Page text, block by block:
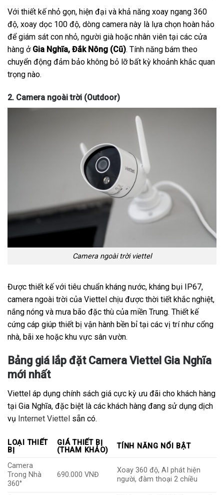
Với thiết kế nhỏ gọn, hiện đại và khả năng xoay ngang 360
độ, xoay dọc 100 độ, dòng camera này là lựa chọn hoàn hảo
để giám sát con nhỏ, người già hoặc nhân viên tại các cửa
hàng ở Gia Nghĩa, Đắk Nông (Cũ). Tính năng bám theo
chuyển động đảm bảo không bỏ lỡ bất kỳ khoảnh khắc quan
trọng nào.
2. Camera ngoài trời (Outdoor)
Camera ngoài trời viettel
Được thiết kế với tiêu chuẩn kháng nước, kháng bụi IP67,
camera ngoài trời của Viettel chịu được thời tiết khắc nghiệt,
nắng nóng và mưa bão đặc thù của miền Trung. Thiết kế
cứng cáp giúp thiết bị vận hành bền bỉ tại các vị trí như cổng
nhà, bãi xe hoặc khu vực sân vườn.
Bảng giá lắp đặt Camera Viettel Gia Nghĩa
mới nhất
Viettel áp dụng chính sách giá cực kỳ ưu đãi cho khách hàng
tại Gia Nghĩa, đặc biệt là các khách hàng đang sử dụng dịch
vụ Internet Viettel sẵn có.
LOẠI THIẾT
BỊ
GIÁ THIẾT BỊ
(THAM KHẢO)
TÍNH NĂNG NỔI BẬT
Camera
Trong Nhà
360°
690.000 VNĐ
Xoay 360 độ, AI phát hiện
người, đàm thoại 2 chiều